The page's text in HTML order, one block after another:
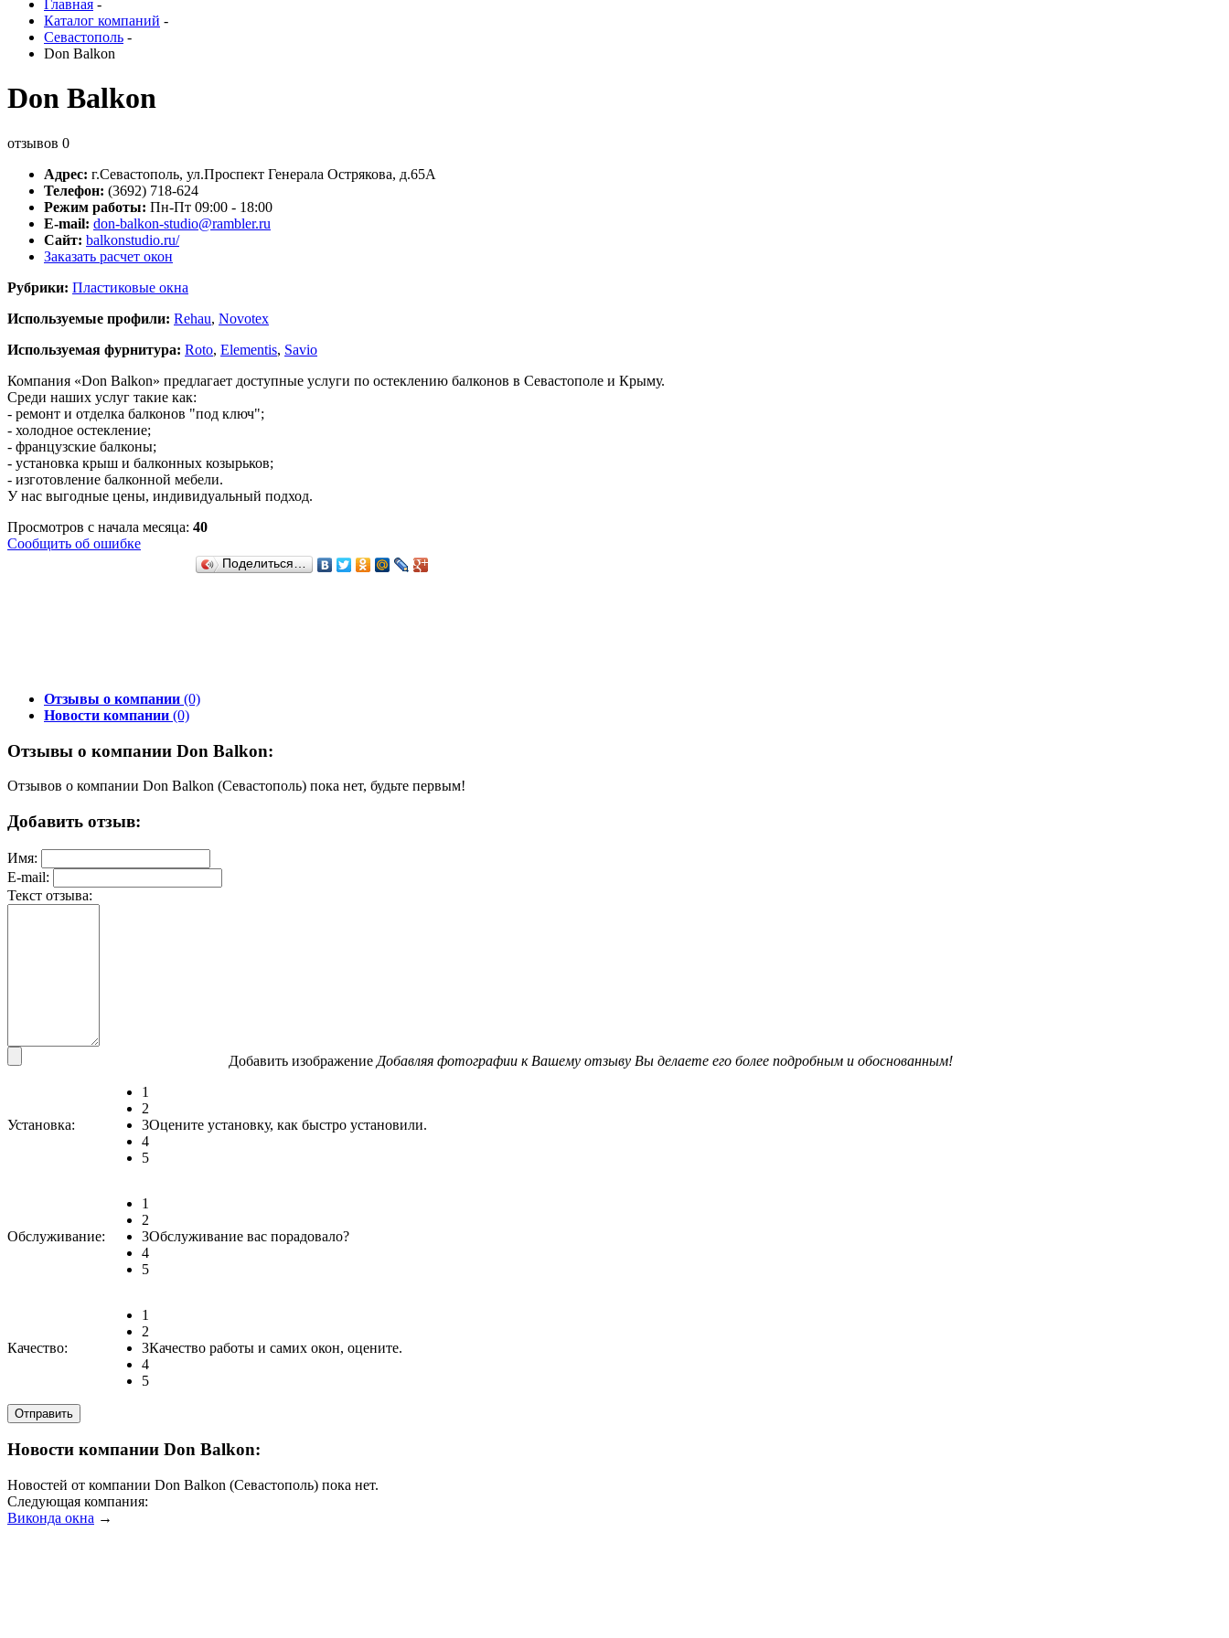
Главная -
Каталог компаний -
Севастополь -
Don Balkon
Don Balkon
отзывов 0
Адрес: г.Севастополь, ул.Проспект Генерала Острякова, д.65А
Телефон: (3692) 718-624
Режим работы: Пн-Пт 09:00 - 18:00
E-mail: don-balkon-studio@rambler.ru
Сайт: balkonstudio.ru/
Заказать расчет окон
Рубрики: Пластиковые окна
Используемые профили: Rehau, Novotex
Используемая фурнитура: Roto, Elementis, Savio
Компания «Don Balkon» предлагает доступные услуги по остеклению балконов в Севастополе и Крыму.
Среди наших услуг такие как:
- ремонт и отделка балконов "под ключ";
- холодное остекление;
- французские балконы;
- установка крыш и балконных козырьков;
- изготовление балконной мебели.
У нас выгодные цены, индивидуальный подход.
Просмотров с начала месяца: 40
Сообщить об ошибке
Поделиться…
Отзывы о компании (0)
Новости компании (0)
Отзывы о компании Don Balkon:
Отзывов о компании Don Balkon (Севастополь) пока нет, будьте первым!
Добавить отзыв:
Имя:
E-mail:
Текст отзыва:
Добавить изображение Добавляя фотографии к Вашему отзыву Вы делаете его более подробным и обоснованным!
Установка:
1
2
3
4
5
Оцените установку, как быстро установили.
Обслуживание:
1
2
3
4
5
Обслуживание вас порадовало?
Качество:
1
2
3
4
5
Качество работы и самих окон, оцените.
Новости компании Don Balkon:
Новостей от компании Don Balkon (Севастополь) пока нет.
Следующая компания:
Виконда окна →